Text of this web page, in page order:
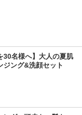
30名様へ】大人の夏肌
ジング&洗顔セット